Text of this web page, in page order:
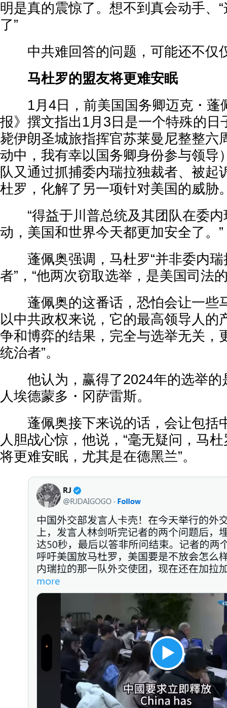
明是真的震惊了。想不到真会动手、
了”
中共难回答的问题，可能还不仅
马杜罗的盟友将更难安眠
1月4日，前美国国务卿迈克・蓬
报》撰文指出1月3日是一个特殊的日
毙伊朗圣城旅指挥官苏莱曼尼整整六
动中，我有幸以国务卿身份参与领导
队又通过抓捕委内瑞拉独裁者、被起
杜罗，化解了另一项针对美国的威胁
“得益于川普总统及其团队在委内
动，美国和世界今天都更加安全了。”
蓬佩奥强调，马杜罗“并非委内瑞
者”，“他两次窃取选举，是美国司法
蓬佩奥的这番话，恐怕会让一些
以中共政权来说，它的最高领导人的
争和博弈的结果，完全与选举无关，
统治者”。
他认为，赢得了2024年的选举的
人埃德蒙多・冈萨雷斯。
蓬佩奥接下来说的话，会让包括
人胆战心惊，他说，“毫无疑问，马
将更难安眠，尤其是在德黑兰”。